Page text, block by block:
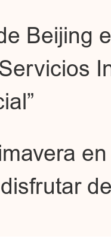
Beijing